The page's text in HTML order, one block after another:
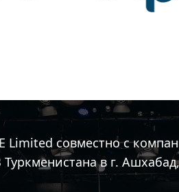
Limited совместно с
телевидения в г.